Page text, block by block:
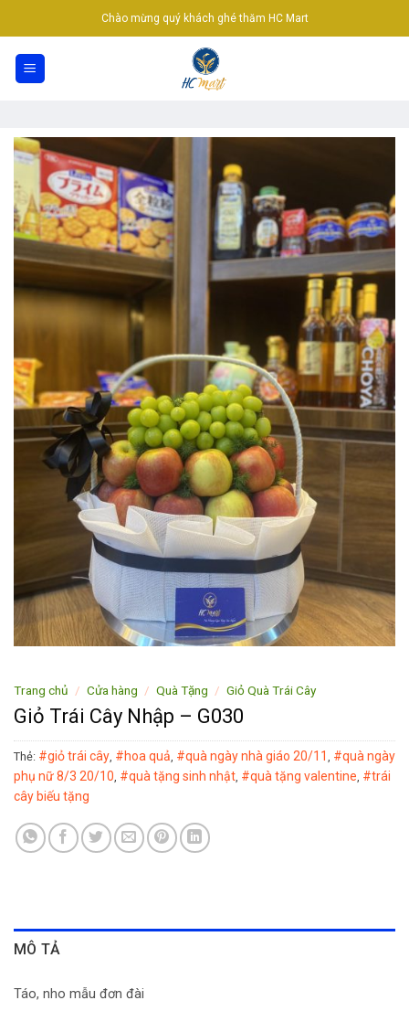
to
content
Chào mừng quý khách ghé thăm HC Mart
Trang chủ / Cửa hàng / Quà Tặng / Giỏ Quà Trái Cây
Giỏ Trái Cây Nhập – G030
Thẻ: #giỏ trái cây, #hoa quả, #quà ngày nhà giáo 20/11 , #quà ngày
phụ nữ 8/3 20/10, #quà tặng sinh nhật, #quà tặng valentine, #trái
cây biếu tặng
MÔ TẢ
Táo, nho mẫu đơn đài